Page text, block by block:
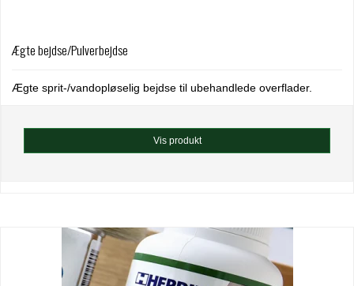
Ægte bejdse/Pulverbejdse
Ægte sprit-/vandopløselig bejdse til ubehandlede overflader.
Vis produkt